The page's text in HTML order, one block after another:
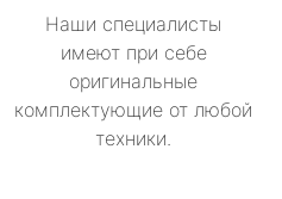
Наши специалисты
имеют при себе
оригинальные
комплектующие от любой
техники.